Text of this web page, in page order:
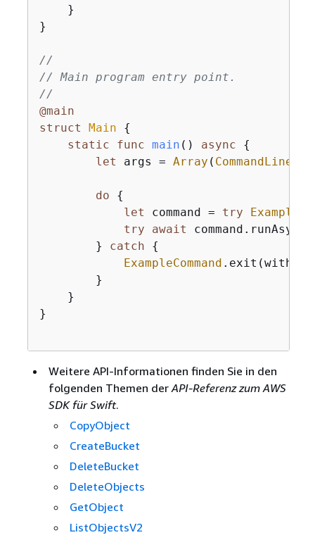
    }
}
//
// Main program entry point.
//
@main
struct
Main
{
static
func main () async
{
let args = Array ( CommandLine
do
{
let command = try
try
await
        }
catch
{
ExampleCommand
        }
    }
}
Weitere API-Informationen finden Sie in den
folgenden Themen der API-Referenz zum AWS
SDK für Swift.
CopyObject
CreateBucket
DeleteBucket
DeleteObjects
GetObject
ListObjectsV2